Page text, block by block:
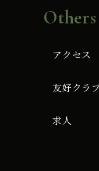
Others
アクセス
友好クラ
求人